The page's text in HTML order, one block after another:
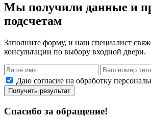
Мы получили данные и
подсчетам
Заполните форму, и наш специалист
консультации по выбору входной двери.
Даю согласие на обработку
Получить результат
Спасибо за обращение!